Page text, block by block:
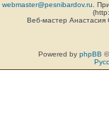
webmaster@pesnibardov.ru .
Веб-мастер
Powered by phpBB